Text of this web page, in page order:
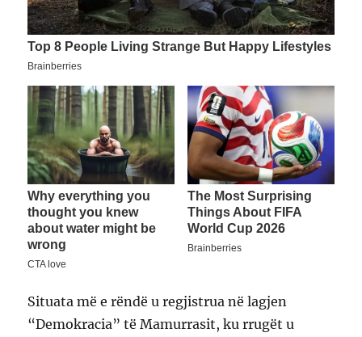
Situata më e rëndë u regjistrua në lagjen
“Demokracia” të Mamurrasit, ku rrugët u